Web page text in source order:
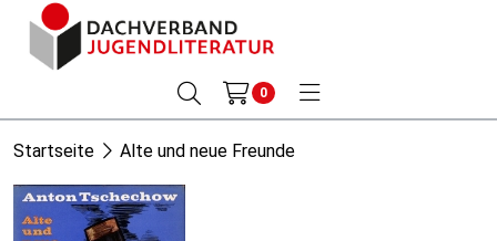
0
Startseite Alte und neue Freunde